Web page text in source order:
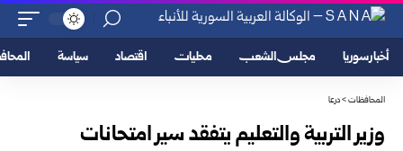
أخبار سوريا مجلس الشعب محليات اقتصاد سياسة
المحافظات>درعا
وزير التربية والتعليم يتفقد سير امتحانات